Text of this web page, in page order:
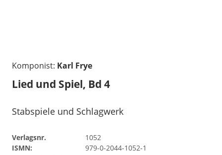
Komponist: Karl Frye
Lied und Spiel, Bd 4
Stabspiele und Schlagwerk
Verlagsnr.
1052
ISMN:
979-0-2044-1052-1